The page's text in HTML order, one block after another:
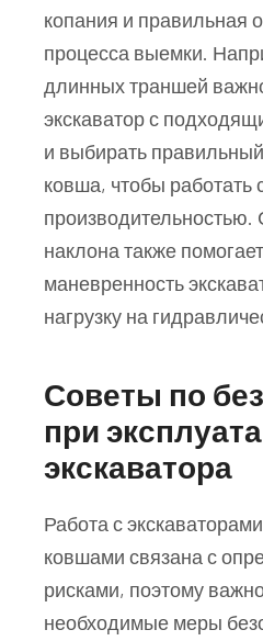
копания и правильная
процесса выемки.
длинных траншей
экскаватор с
и выбирать
ковша, чтобы работать
производительностью.
наклона также
маневренность
нагрузку на
Советы по
при
экскаватора
Работа с
ковшами связана с
рисками, поэтому
необходимые меры